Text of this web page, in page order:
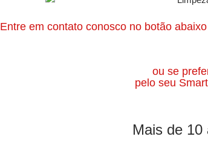
Entre em contato conosco no botão
ou se
pelo seu
Mais de 10